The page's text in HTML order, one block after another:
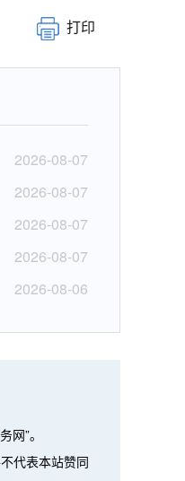
打印
2026-08-07
2026-08-07
2026-08-07
2026-08-07
2026-08-06
”。
代表本站赞同